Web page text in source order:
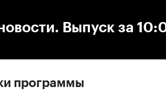
Выпуск за
программы